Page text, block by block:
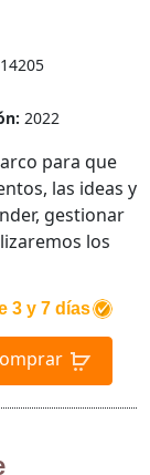
2022
3 y 7 días
para que
las ideas y
gestionar
los